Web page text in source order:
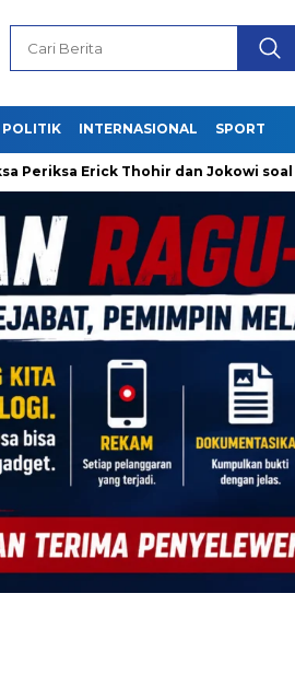
POLITIK INTERNASIONAL SPORT
Thohir dan Jokowi soal Dugaan